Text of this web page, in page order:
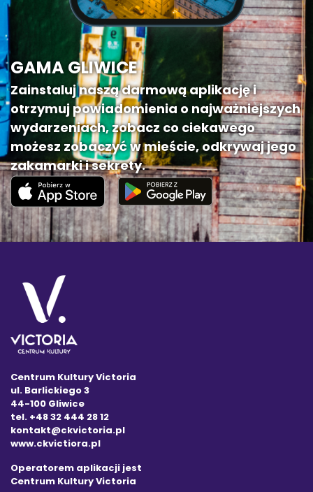
GAMA GLIWICE
Zainstaluj naszą darmową aplikację i
otrzymuj powiadomienia o najważniejszych
wydarzeniach, zobacz co ciekawego
możesz zobaczyć w mieście, odkrywaj jego
zakamarki i sekrety.
Centrum Kultury Victoria
ul. Barlickiego 3
44-100 Gliwice
tel. +48 32 444 28 12
kontakt@ckvictoria.pl
www.ckvictiora.pl
Operatorem aplikacji jest
Centrum Kultury Victoria